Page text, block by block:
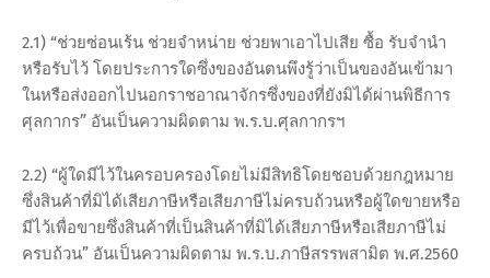
2.1) “ช่วยซ่อนเร้น ช่วยจำหน่าย ช่วยพาเอาไปเสีย ซื้อ รับจำนำ
หรือรับไว้ โดยประการใดซึ่งของอันตนพึงรู้ว่าเป็นของอันเข้ามา
ในหรือส่งออกไปนอกราชอาณาจักรซึ่งของที่ยังมิได้ผ่านพิธีการ
ศุลกากร” อันเป็นความผิดตาม พ.ร.บ.ศุลกากรฯ
2.2) “ผู้ใดมีไว้ในครอบครองโดยไม่มีสิทธิโดยชอบด้วยกฎหมาย
ซึ่งสินค้าที่มิได้เสียภาษีหรือเสียภาษีไม่ครบถ้วนหรือผู้ใดขายหรือ
มีไว้เพื่อขายซึ่งสินค้าที่เป็นสินค้าที่มิได้เสียภาษีหรือเสียภาษีไม่
ครบถ้วน” อันเป็นความผิดตาม พ.ร.บ.ภาษีสรรพสามิต พ.ศ.2560